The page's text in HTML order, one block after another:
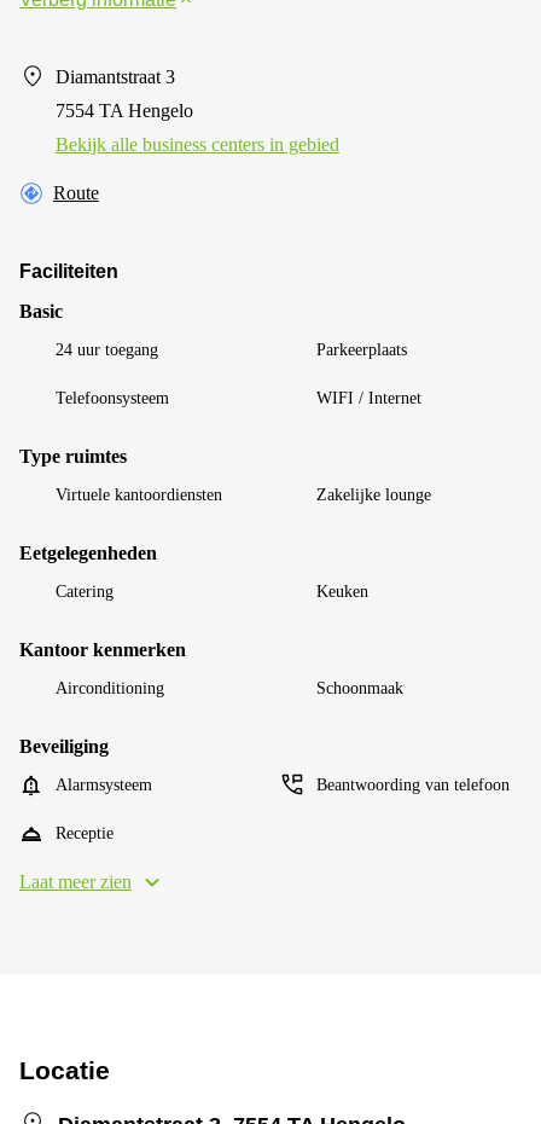
Diamantstraat 3
7554 TA Hengelo
Bekijk alle business centers in gebied
Route
Faciliteiten
Basic
24 uur toegang Parkeerplaats
Telefoonsysteem WIFI / Internet
Type ruimtes
Virtuele kantoordiensten Zakelijke lounge
Eetgelegenheden
Catering Keuken
Kantoor kenmerken
Airconditioning Schoonmaak
Beveiliging
Alarmsysteem Beantwoording van telefoon
Receptie
Laat meer zien
Locatie